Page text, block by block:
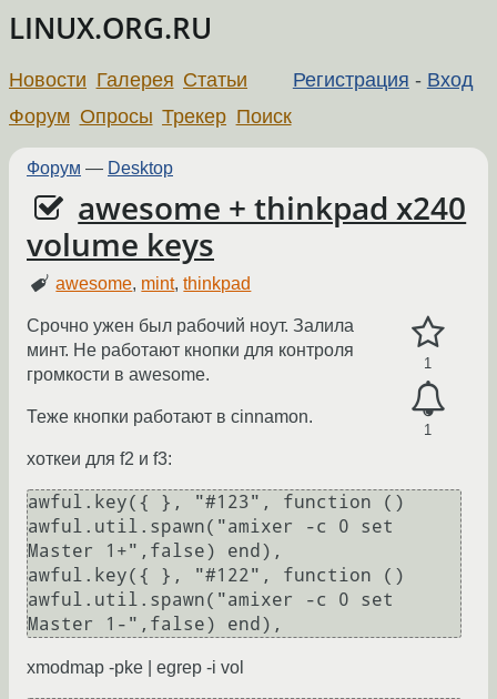
LINUX.ORG.RU
Регистрация - Вход
Новости Галерея Статьи
Форум Опросы Трекер Поиск
Форум — Desktop
awesome + thinkpad x240
volume keys
awesome, mint,thinkpad
1
1
Cрочно ужен был рабочий ноут. Залила
минт. Не работают кнопки для контроля
громкости в awesome.
Теже кнопки работают в cinnamon.
хоткеи для f2 и f3:
awful.key({ }, "#123", function ()
awful.util.spawn("amixer -c 0 set
Master 1+",false) end),
awful.key({ }, "#122", function ()
awful.util.spawn("amixer -c 0 set
xmodmap -pke | egrep -i vol